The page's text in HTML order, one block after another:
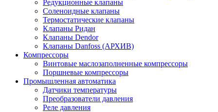
Редукционные клапаны
Соленоидные клапаны
Термостатические клапаны
Клапаны Ридан
Клапаны Dendor
Клапаны Danfoss (АРХИВ)
Компрессоры
Винтовые маслозаполненные компрессоры
Поршневые компрессоры
Промышленная автоматика
Датчики температуры
Преобразователи давления
Реле давления